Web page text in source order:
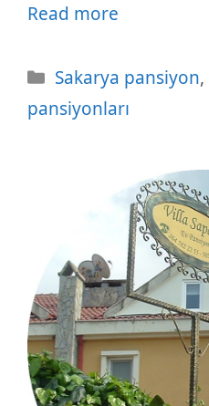
Read more
Kategoriler
Sakarya pansiyon,
pansiyonları